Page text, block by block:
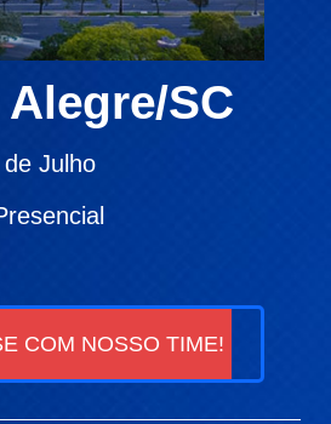
SC
Julho
COM NOSSO TIME!